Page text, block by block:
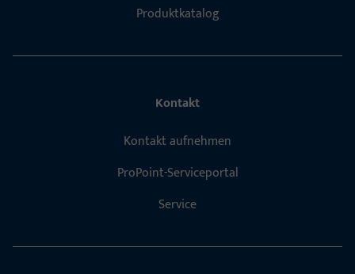
Produktkatalog
Kontakt
Kontakt aufnehmen
ProPoint-Serviceportal
Service